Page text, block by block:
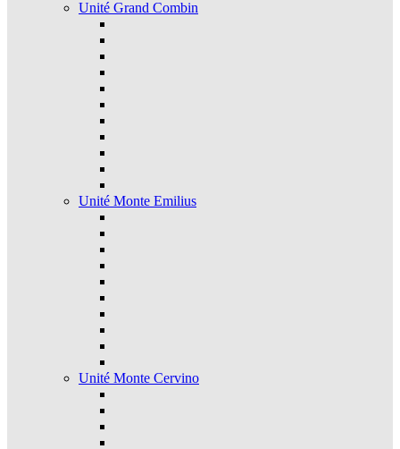
Unité Grand Combin
Unité Monte Emilius
Unité Monte Cervino